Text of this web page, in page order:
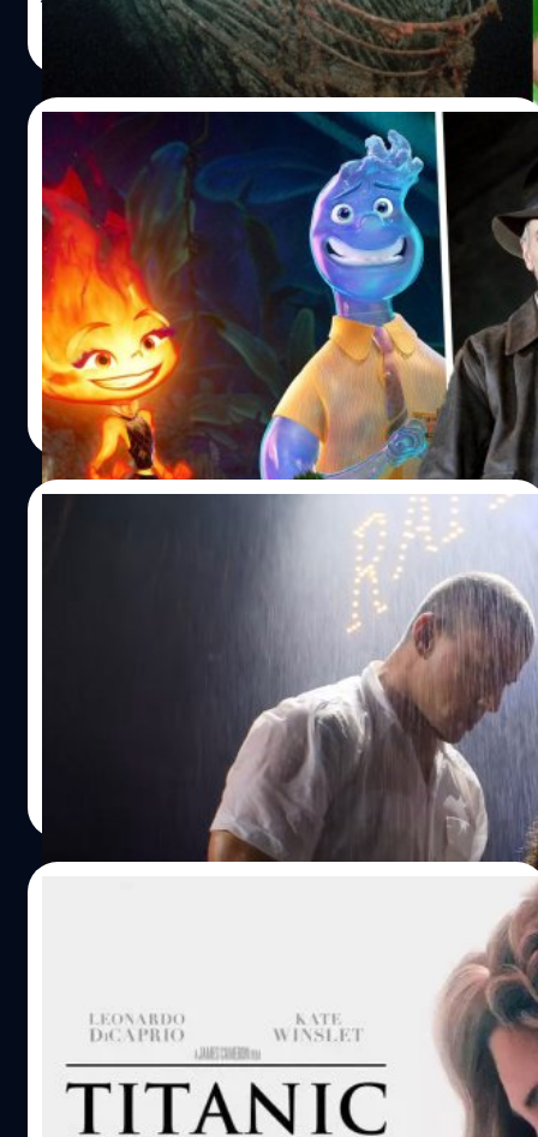
พร้อมจะทุ่มเงินล้านไปสัมผัสประสบการณ์ดังกล่าว ในฝั่ง
อุตสาหกรรมบันเทิงช่วงกว่า 3 ทศวรรษที่ผ่านมา ก็มีบริษัทด้าน
โปรดักชันหลายที่ยอมทุ่มงบประมาณในการสร้างสารคดีที่ใช้
เรือดำน้ำลงไปเก็บภาพเรือไททานิคจริง ๆ และโดยเฉพาะผู้
กำกับดังอย่าง เจมส์ คาเมรอน (James Cameron) ที่เป็นคน
หลงใหลกับซากเรือไททานิคที่จมอยู่ก้นมหาสมุทรอย่างมาก
จนก่อเกิดเป็นแรงบันดาลใจในการสร้างหนัง ‘Titanic’ ขึ้นมา
เมื่อปี 1997 ย้อนกลับไปช่วงปี 1995 คาเมรอนตัดสินใจดำลงไป
เก็บภาพเรือไททานิคใต้มหาสมุทรเป็นครั้งแรก เพื่อนำมาเป็น
ฟุตเทจให้กับหนังที่เขากำลังเตรียมจะถ่ายทำ บนความลึก
13,000 ฟุตเหนือน้ำทะเล มีรายงานว่าคาเมรอนดำขึ้น ๆ ลง ๆ
จากเรือแม่กับไททานิคไปทั้งสิ้น 12 ครั้ง โดยคาเมรอนให้
เหตุผลว่าที่เขาตั้งใจใส่ฟุตเทจเหล่านี้เข้าไป เพื่อเพิ่มความรู้สึก
สมจริง และต้องการจะสื่อสารว่า หนังเรื่องนี้ไม่ได้ขายแค่เรื่อ
งดราม่าความรักของหนุ่มสาวคู่หนึ่งเท่านั้น แต่ยังเป็นการ
สะท้อนเหตุการณ์ประวัติศาสตร์ที่เคยเกิดขึ้นจริง หลังประสบ
ความสำเร็จกับ ‘Titanic’ คาเมรอนก็ดำลงไปสำรวจไททานิ
ครอบ 2 เมื่อปี 2001 เพื่อถ่ายทำสารคดี…
วิทวัส ปัญญาเลิศวุฒิ| 1144 days ago
เพิ่งเข้าเดือนที่ 2 ดิสนีย์โกยรายได้ทะลุ 1,000
ล้านเหรียญแล้ว
ปี 2023 นี้นับว่าเป็นปีที่ยิ่งใหญ่ของ วอลต์ ดิสนีย์ เพราะจะครบ
รอบ 100 ปีของบริษัท และน่าจะเป็นอีกปีที่ดิสนีย์จะกวาดราย
ได้อย่างมหาศาล เพราะแค่เพิ่งเดือนที่ 2 ของปี หรือผ่านไปแค่
50 วัน ดิสนีย์ก็ทำรายได้ผ่านหลัก 1,000 ล้านเหรียญไป
เรียบร้อยแล้ว ทั้งนี้ตัวเลขดังกล่าวล้วนเป็นรายได้มาจาก
Avatar: The Way of Water, Titanic ที่กลับมาเข้าโรงฉายใหม่
และ Ant-Man and the Wasp: Quantumania ที่เพิ่งเปิดตัว
สุชยา เกษจำรัส| 1265 days ago
Read More
‘Magic Mike’s Last Dance’ เปิดตัวอันดับ 1
สวนคำวิจารณ์, ‘Avatar: The Way of Water’
'Magic Mike's Last Dance' เปิดตัวด้วยรายได้ 8.2 ล้าน
เหรียญ ซึ่งเป็นรายเปิดตัวที่น้อยที่สุดในไตรภาค แต่สามารถ
| 1273 days ago
Titanic กลับมาฉายทั้งทีดู IMAX3D ดีมั้ย ?
สำหรับใครที่กำลังลังเลว่าจะตีตั๋วชม 'Titanic' ที่กลับมาฉาย
ใหม่ในโรง 'IMAX With Laser' หรือไม่ Beartai Buzz ขอให้
ข้อมูลเบื้องต้นประกอบการตัดสินใจชม
Mano Wanawerusit | 1276 days ago